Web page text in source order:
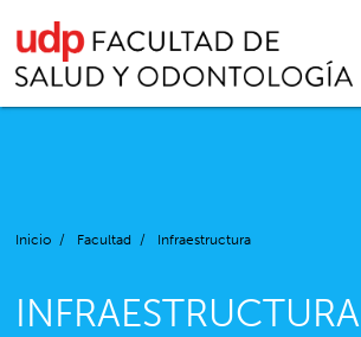
Inicio / Facultad / Infraestructura
INFRAESTRUCTURA